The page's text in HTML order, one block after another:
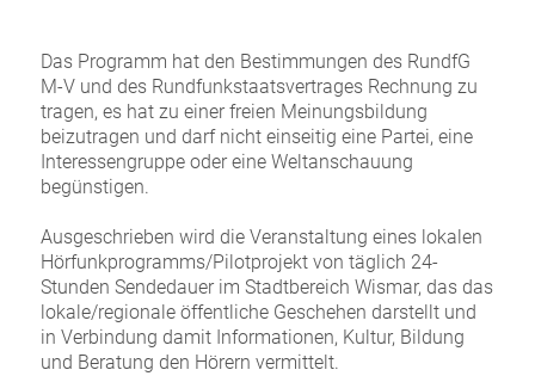
Das Programm hat den Bestimmungen des RundfG
M-V und des Rundfunkstaatsvertrages Rechnung zu
tragen, es hat zu einer freien Meinungsbildung
beizutragen und darf nicht einseitig eine Partei, eine
Interessengruppe oder eine Weltanschauung
begünstigen.
Ausgeschrieben wird die Veranstaltung eines lokalen
Hörfunkprogramms/Pilotprojekt von täglich 24-
Stunden Sendedauer im Stadtbereich Wismar, das das
lokale/regionale öffentliche Geschehen darstellt und
in Verbindung damit Informationen, Kultur, Bildung
und Beratung den Hörern vermittelt.